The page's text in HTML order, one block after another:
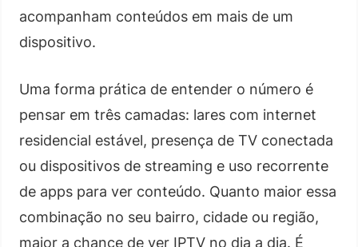
acompanham conteúdos em mais de um
dispositivo.
Uma forma prática de entender o número é
pensar em três camadas: lares com internet
residencial estável, presença de TV conectada
ou dispositivos de streaming e uso recorrente
de apps para ver conteúdo. Quanto maior essa
combinação no seu bairro, cidade ou região,
maior a chance de ver IPTV no dia a dia. É